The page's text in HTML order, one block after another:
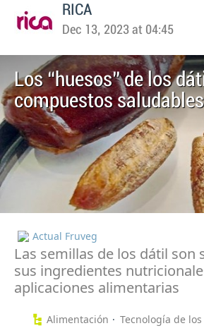
RICA
Dec 13, 2023 at 04:45
Los “huesos” de los
compuestos saludables
Actual Fruveg
Las semillas de los dátil
sus ingredientes
aplicaciones alimentarias
Alimentación
Tecnología de